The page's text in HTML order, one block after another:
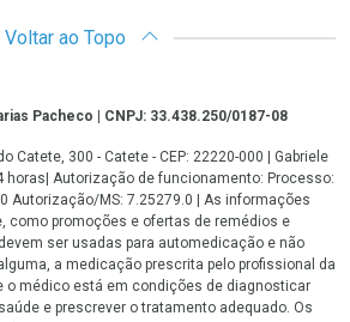
Voltar ao Topo
Pacheco | CNPJ: 33.438.250/0187-08
Catete, 300 - Catete - CEP: 22220-000 | Gabriele
horas| Autorização de funcionamento: Processo:
Autorização/MS: 7.25279.0 | As informações
como promoções e ofertas de remédios e
ser usadas para automedicação e não
a medicação prescrita pelo profissional da
o médico está em condições de diagnosticar
e prescrever o tratamento adequado. Os